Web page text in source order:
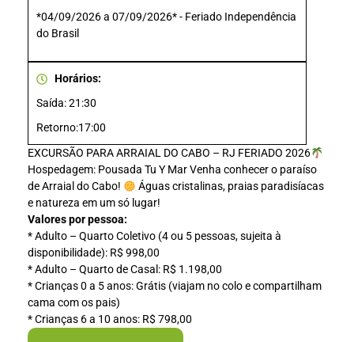
*04/09/2026 a 07/09/2026* - Feriado Independência
do Brasil
Horários:
Saída: 21:30
Retorno:17:00
EXCURSÃO PARA ARRAIAL DO CABO – RJ FERIADO 2026
Hospedagem: Pousada Tu Y Mar Venha conhecer o paraíso
de Arraial do Cabo!
Águas cristalinas, praias paradisíacas
e natureza em um só lugar!
Valores por pessoa:
* Adulto – Quarto Coletivo (4 ou 5 pessoas, sujeita à
disponibilidade): R$ 998,00
* Adulto – Quarto de Casal: R$ 1.198,00
* Crianças 0 a 5 anos: Grátis (viajam no colo e compartilham
cama com os pais)
* Crianças 6 a 10 anos: R$ 798,00